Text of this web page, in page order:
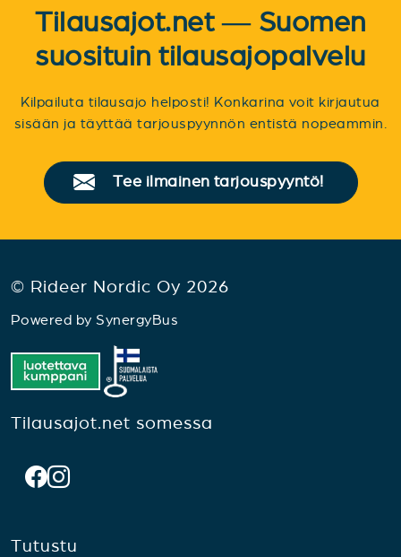
Tilausajot.net — Suomen
suosituin tilausajopalvelu
Kilpailuta tilausajo helposti! Konkarina voit kirjautua
sisään ja täyttää tarjouspyynnön entistä nopeammin.
Tee ilmainen tarjouspyyntö!
© Rideer Nordic Oy 2026
Powered by SynergyBus
Tilausajot.net somessa
Tutustu